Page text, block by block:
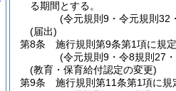
る期間とする。
(令元規則9・令元規則32
(届出)
第8条
施行規則第9条第1項に規
(令元規則9・令8規則27
(教育・保育給付認定の変更)
第9条
施行規則第11条第1項に規